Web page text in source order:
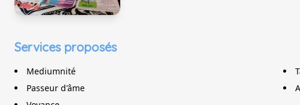
Services proposés
Mediumnité
Passeur d'âme